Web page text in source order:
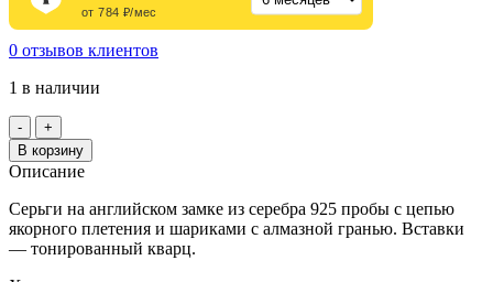
от 784 ₽/мес
0 отзывов клиентов
1 в наличии
-
Количество
товара
СЕРЬГИ
ИЗ
СЕРЕБРА
С
ТОНИРОВАННЫМ
КВАРЦЕМ
+
В корзину
Описание
Серьги на английском замке из серебра 925 пробы с цепью
якорного плетения и шариками с алмазной гранью. Вставки
— тонированный кварц.